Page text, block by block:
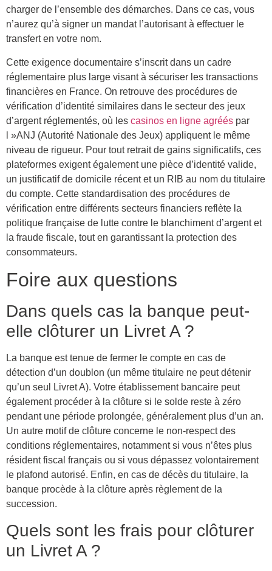
charger de l’ensemble des démarches. Dans ce cas, vous
n’aurez qu’à signer un mandat l’autorisant à effectuer le
transfert en votre nom.
Cette exigence documentaire s’inscrit dans un cadre
réglementaire plus large visant à sécuriser les transactions
financières en France. On retrouve des procédures de
vérification d’identité similaires dans le secteur des jeux
d’argent réglementés, où les casinos en ligne agréés par
l »ANJ (Autorité Nationale des Jeux) appliquent le même
niveau de rigueur. Pour tout retrait de gains significatifs, ces
plateformes exigent également une pièce d’identité valide,
un justificatif de domicile récent et un RIB au nom du titulaire
du compte. Cette standardisation des procédures de
vérification entre différents secteurs financiers reflète la
politique française de lutte contre le blanchiment d’argent et
la fraude fiscale, tout en garantissant la protection des
consommateurs.
Foire aux questions
Dans quels cas la banque peut-
elle clôturer un Livret A ?
La banque est tenue de fermer le compte en cas de
détection d’un doublon (un même titulaire ne peut détenir
qu’un seul Livret A). Votre établissement bancaire peut
également procéder à la clôture si le solde reste à zéro
pendant une période prolongée, généralement plus d’un an.
Un autre motif de clôture concerne le non-respect des
conditions réglementaires, notamment si vous n’êtes plus
résident fiscal français ou si vous dépassez volontairement
le plafond autorisé. Enfin, en cas de décès du titulaire, la
banque procède à la clôture après règlement de la
succession.
Quels sont les frais pour clôturer
un Livret A ?